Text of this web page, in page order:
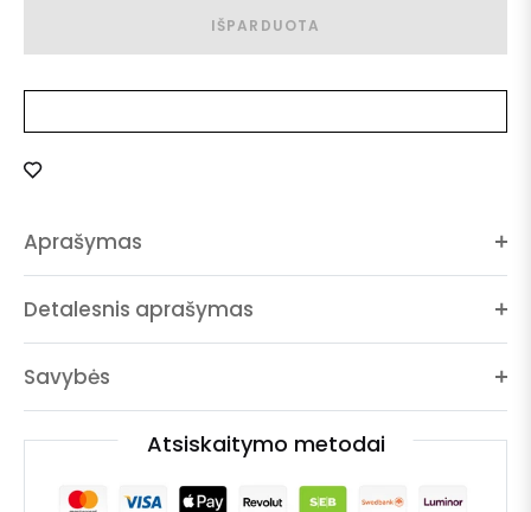
IŠPARDUOTA
Aprašymas
Detalesnis aprašymas
Savybės
Atsiskaitymo metodai